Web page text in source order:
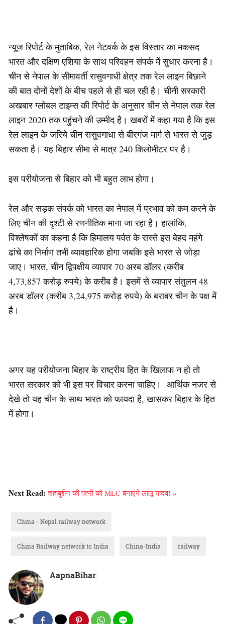
न्यूज रिपोर्ट के मुताबिक, रेल नेटवर्क के इस विस्तार का मकसद
भारत और दक्षिण एशिया के साथ परिवहन संपर्क में सुधार करना है।
चीन से नेपाल के सीमावर्ती रासुवगाधी क्षेत्र तक रेल लाइन बिछाने
की बात दोनों देशों के बीच पहले से ही चल रही है। चीनी सरकारी
अखबार ग्लोबल टाइम्स की रिपोर्ट के अनुसार चीन से नेपाल तक रेल
लाइन 2020 तक पहुंचने की उम्मीद है। खबरों में कहा गया है कि इस
रेल लाइन के जरिये चीन रासुवगाधा से बीरगंज मार्ग से भारत से जुड़
सकता है। यह बिहार सीमा से मात्र 240 किलोमीटर पर है।
इस परीयोजना से बिहार को भी बहुत लाभ होगा।
रेल और सड़क संपर्क को भारत का नेपाल में प्रभाव को कम करने के
लिए चीन की दृश्टी से रणनीतिक माना जा रहा है। हालांकि,
विश्लेषकों का कहना है कि हिमालय पर्वत के रास्ते इस बेहद महंगे
ढांचे का निर्माण तभी व्यावहारिक होगा जबकि इसे भारत से जोड़ा
जाए। भारत, चीन द्विपक्षीय व्यापार 70 अरब डॉलर (करीब
4,73,857 करोड़ रुपये) के करीब है। इसमें से व्यापार संतुलन 48
अरब डॉलर (करीब 3,24,975 करोड़ रुपये) के बराबर चीन के पक्ष में
है।
अगर यह परीयोजना बिहार के राष्ट्रीय हित के खिलाफ न हो तो
भारत सरकार को भी इस पर विचार करना चाहिए। आर्थिक नजर से
देखे तो यह चीन के साथ भारत को फायदा है, खासकर बिहार के हित
में होगा।
Next Read:शहाबुद्दीन की पत्नी को MLC बनाएंगे लालू यादव! »
China - Nepal railway network
China Railway network to India China-India railway
AapnaBihar: